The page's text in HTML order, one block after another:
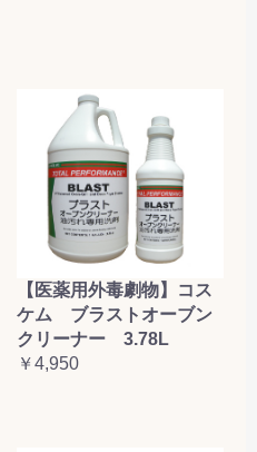
【医薬用外毒劇物】コス
ケム ブラストオーブン
クリーナー 3.78L
￥4,950